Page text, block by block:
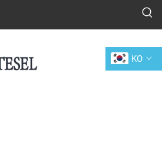
KO